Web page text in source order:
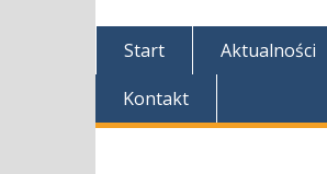
Start Aktualności
Kontakt